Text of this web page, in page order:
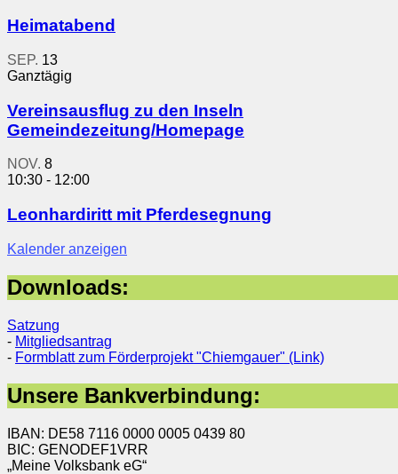
Heimatabend
SEP. 13
Ganztägig
Vereinsausflug zu den Inseln
Gemeindezeitung/Homepage
NOV. 8
10:30 - 12:00
Leonhardiritt mit Pferdesegnung
Kalender anzeigen
Downloads:
Satzung
- Mitgliedsantrag
- Formblatt zum Förderprojekt "Chiemgauer" (Link)
Unsere Bankverbindung:
IBAN: DE58 7116 0000 0005 0439 80
BIC: GENODEF1VRR
„Meine Volksbank eG“